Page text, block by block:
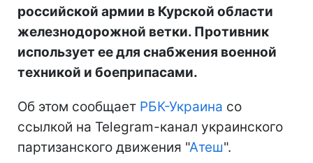
российской армии в Курской области
железнодорожной ветки. Противник
использует ее для снабжения военной
техникой и боеприпасами.
Об этом сообщает РБК-Украина со
ссылкой на Telegram-канал украинского
партизанского движения "Атеш".